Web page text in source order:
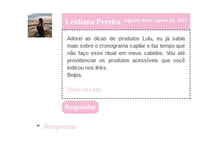
Leidiana Pereira segunda-feira, agosto 02, 2021
Adorei as dicas de produtos Lulu, eu já sabia
mais sobre o cronograma capilar e faz tempo que
não faço esse ritual em meus cabelos. Vou até
providenciar os produtos acessíveis que você
indicou nos links.
Beijos.
Diário da Lady
Responder
Respostas